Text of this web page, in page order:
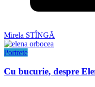
Mirela STÎNGĂ
Portrete
Cu bucurie, despre